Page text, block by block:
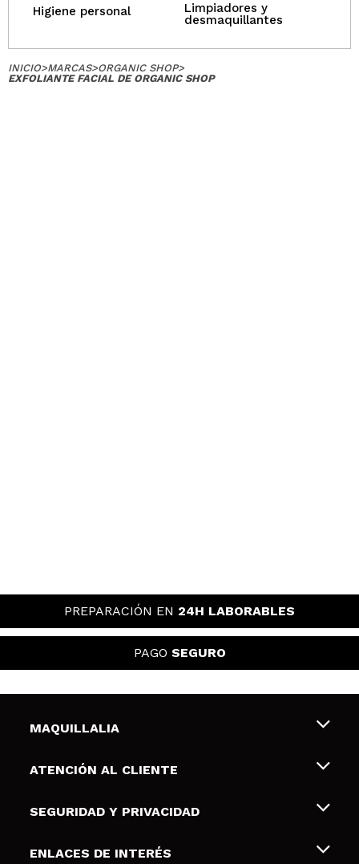
Higiene personal
Limpiadores y
desmaquillantes
INICIO>MARCAS>ORGANIC SHOP>
EXFOLIANTE FACIAL DE ORGANIC SHOP
PREPARACIÓN EN 24H LABORABLES
PAGO SEGURO
MAQUILLALIA
Sobre nosotros
Tarjetas de Regalo
ATENCIÓN AL CLIENTE
Envíos y devoluciones
Formas de pago
SEGURIDAD Y PRIVACIDAD
Terminos y condiciones de uso
ENLACES DE INTERÉS